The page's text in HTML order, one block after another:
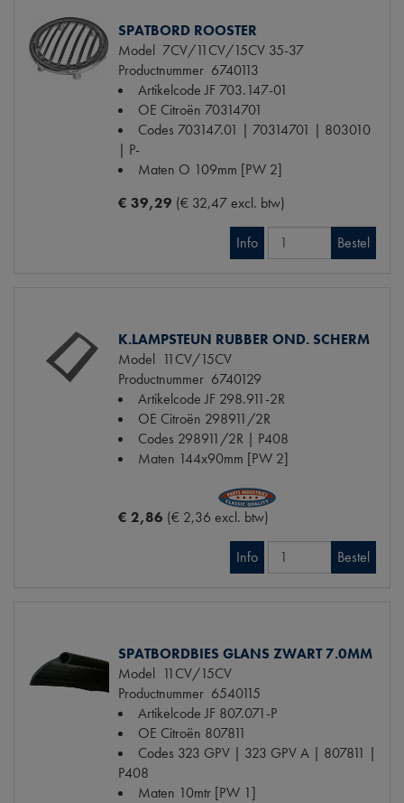
SPATBORD ROOSTER
Model 7CV/11CV/15CV 35-37
Productnummer 6740113
Artikelcode JF 703.147-01
OE Citroën 70314701
Codes 703147.01 | 70314701 | 803010
| P-
Maten O 109mm [PW 2]
€ 39,29 (€ 32,47 excl. btw)
Info Bestel
K.LAMPSTEUN RUBBER OND. SCHERM
Model 11CV/15CV
Productnummer 6740129
Artikelcode JF 298.911-2R
OE Citroën 298911/2R
Codes 298911/2R | P408
Maten 144x90mm [PW 2]
€ 2,86 (€ 2,36 excl. btw)
Info Bestel
SPATBORDBIES GLANS ZWART 7.0MM
Model 11CV/15CV
Productnummer 6540115
Artikelcode JF 807.071-P
OE Citroën 807811
Codes 323 GPV | 323 GPV A | 807811 |
P408
Maten 10mtr [PW 1]